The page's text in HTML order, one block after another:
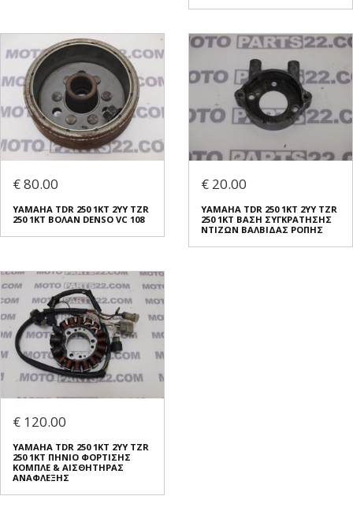
€ 80.00
YAMAHA TDR 250 1KT 2YY TZR
250 1KT ΒΟΛΑΝ DENSO VC 108
€ 20.00
YAMAHA TDR 250 1KT 2YY TZR
250 1KT ΒΑΣΗ ΣΥΓΚΡΑΤΗΣΗΣ
ΝΤΙΖΩΝ ΒΑΛΒΙΔΑΣ ΡΟΠΗΣ
€ 120.00
YAMAHA TDR 250 1KT 2YY TZR
250 1KT ΠΗΝΙΟ ΦΟΡΤΙΣΗΣ
ΚΟΜΠΛΕ & ΑΙΣΘΗΤΗΡΑΣ
ΑΝΑΦΛΕΞΗΣ